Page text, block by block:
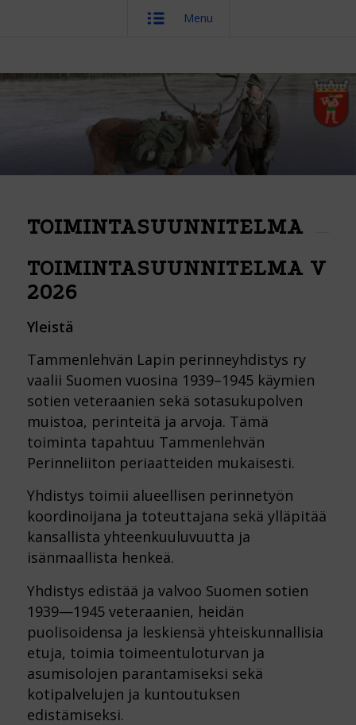
Menu
TOIMINTASUUNNITELMA
TOIMINTASUUNNITELMA V
2026
Yleistä
Tammenlehvän Lapin perinneyhdistys ry
vaalii Suomen vuosina 1939–1945 käymien
sotien veteraanien sekä sotasukupolven
muistoa, perinteitä ja arvoja. Tämä
toiminta tapahtuu Tammenlehvän
Perinneliiton periaatteiden mukaisesti.
Yhdistys toimii alueellisen perinnetyön
koordinoijana ja toteuttajana sekä ylläpitää
kansallista yhteenkuuluvuutta ja
isänmaallista henkeä.
Yhdistys edistää ja valvoo Suomen sotien
1939—1945 veteraanien, heidän
puolisoidensa ja leskiensä yhteiskunnallisia
etuja, toimia toimeentuloturvan ja
asumisolojen parantamiseksi sekä
kotipalvelujen ja kuntoutuksen
edistämiseksi.